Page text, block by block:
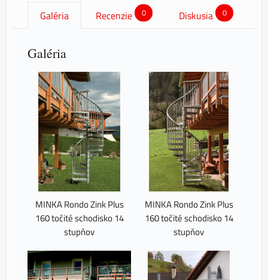
Galéria Recenzie 0 Diskusia 0
Galéria
MINKA Rondo Zink Plus
160 točité schodisko 14
stupňov
MINKA Rondo Zink Plus
160 točité schodisko 14
stupňov